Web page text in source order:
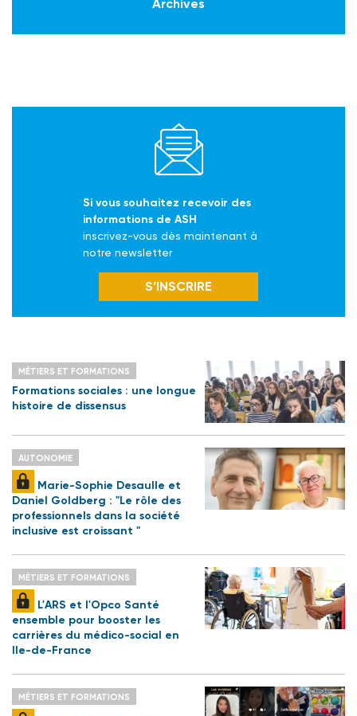
Archives
Si vous souhaitez recevoir des
informations de ASH
inscrivez-vous dès maintenant à
notre newsletter
S’INSCRIRE
MÉTIERS ET FORMATIONS
Formations sociales : une longue
histoire de dissensus
AUTONOMIE
Marie-Sophie Desaulle et
Daniel Goldberg : "Le rôle des
professionnels dans la société
inclusive est croissant "
MÉTIERS ET FORMATIONS
L'ARS et l'Opco Santé
ensemble pour booster les
carrières du médico-social en
Ile-de-France
MÉTIERS ET FORMATIONS